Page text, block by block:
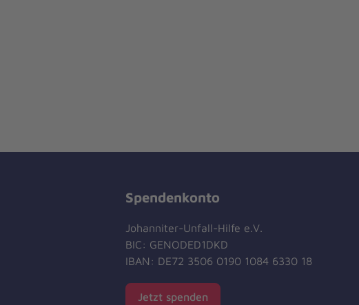
Spendenkonto
Johanniter-Unfall-Hilfe e.V.
BIC: GENODED1DKD
IBAN: DE72 3506 0190 1084 6330 18
Jetzt spenden